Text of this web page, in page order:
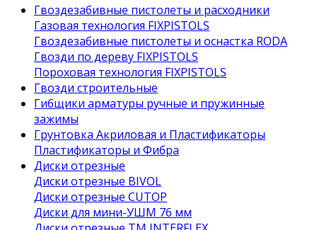
Гвоздезабивные пистолеты и расходники
Газовая технология FIXPISTOLS
Гвоздезабивные пистолеты и оснастка RODA
Гвозди по дереву FIXPISTOLS
Пороховая технология FIXPISTOLS
Гвозди строительные
Гибщики арматуры ручные и пружинные
зажимы
Грунтовка Акриловая и Пластификаторы
Пластификаторы и Фибра
Диски отрезные
Диски отрезные BIVOL
Диски отрезные CUTOP
Диски для мини-УШМ 76 мм